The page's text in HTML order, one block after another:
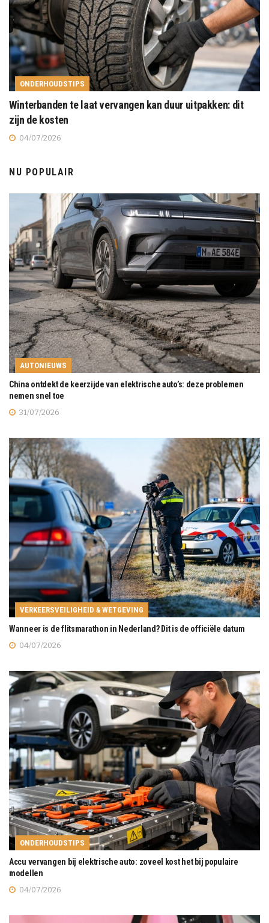
ONDERHOUDSTIPS
Winterbanden te laat vervangen kan duur uitpakken: dit
zijn de kosten
04/07/2026
NU POPULAIR
AUTONIEUWS
China ontdekt de keerzijde van elektrische auto’s: deze problemen
nemen snel toe
31/07/2026
VERKEERSVEILIGHEID & WETGEVING
Wanneer is de flitsmarathon in Nederland? Dit is de officiële datum
04/07/2026
ONDERHOUDSTIPS
Accu vervangen bij elektrische auto: zoveel kost het bij populaire
modellen
04/07/2026